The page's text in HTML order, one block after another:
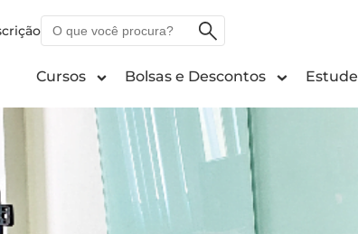
que
procura?
Cursos Bolsas e Descontos